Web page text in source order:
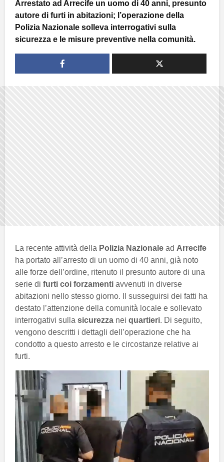
Arrestato ad Arrecife un uomo di 40 anni, presunto
autore di furti in abitazioni; l’operazione della
Polizia Nazionale solleva interrogativi sulla
sicurezza e le misure preventive nella comunità.
La recente attività della Polizia Nazionale ad Arrecife
ha portato all’arresto di un uomo di 40 anni, già noto
alle forze dell’ordine, ritenuto il presunto autore di una
serie di furti coi forzamenti avvenuti in diverse
abitazioni nello stesso giorno. Il susseguirsi dei fatti ha
destato l’attenzione della comunità locale e sollevato
interrogativi sulla sicurezza nei quartieri. Di seguito,
vengono descritti i dettagli dell’operazione che ha
condotto a questo arresto e le circostanze relative ai
furti.